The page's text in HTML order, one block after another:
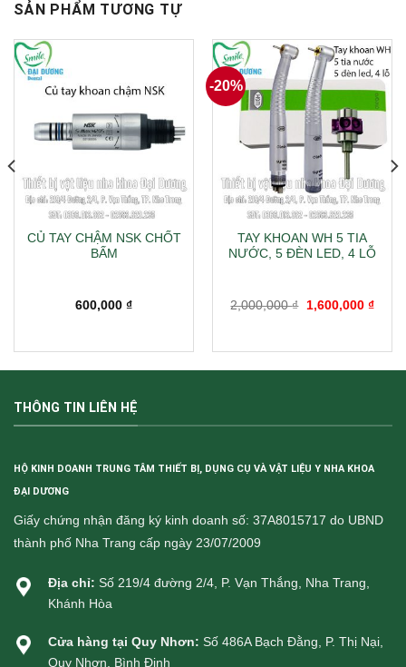
SẢN PHẨM TƯƠNG TỰ
CỦ TAY CHẬM NSK CHỐT
BẤM
600,000 ₫
-20%
TAY KHOAN WH 5 TIA
NƯỚC, 5 ĐÈN LED, 4 LỖ
2,000,000₫
Giá
1,600,000 ₫Giá
THÔNG TIN LIÊN HỆ
HỘ KINH DOANH TRUNG TÂM THIẾT BỊ, DỤNG CỤ VÀ VẬT LIỆU Y NHA KHOA
ĐẠI DƯƠNG
Giấy chứng nhận đăng ký kinh doanh số: 37A8015717 do UBND
thành phố Nha Trang cấp ngày 23/07/2009
Địa chỉ: Số 219/4 đường 2/4, P. Vạn Thắng, Nha Trang,
Khánh Hòa
Cửa hàng tại Quy Nhơn: Số 486A Bạch Đằng, P. Thị Nại,
Quy Nhơn, Bình Định